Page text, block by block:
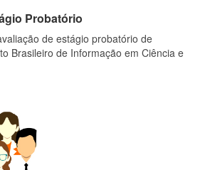
Probatório
de estágio probatório de
Brasileiro de Informação em Ciência e